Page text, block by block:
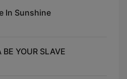
In Sunshine
BE YOUR SLAVE